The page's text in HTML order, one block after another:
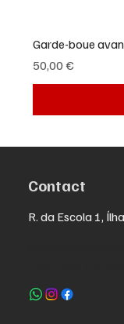
Garde-boue
Prix
50,00 €
Contact
R. da Escola 1,